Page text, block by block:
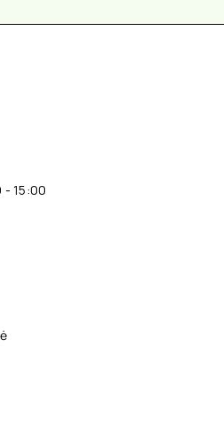
- 15:00